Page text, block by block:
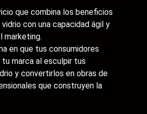
que combina los beneficios
con una capacidad ágil y
marketing.
en que tus consumidores
marca al esculpir tus
y convertirlos en obras de
que construyen la